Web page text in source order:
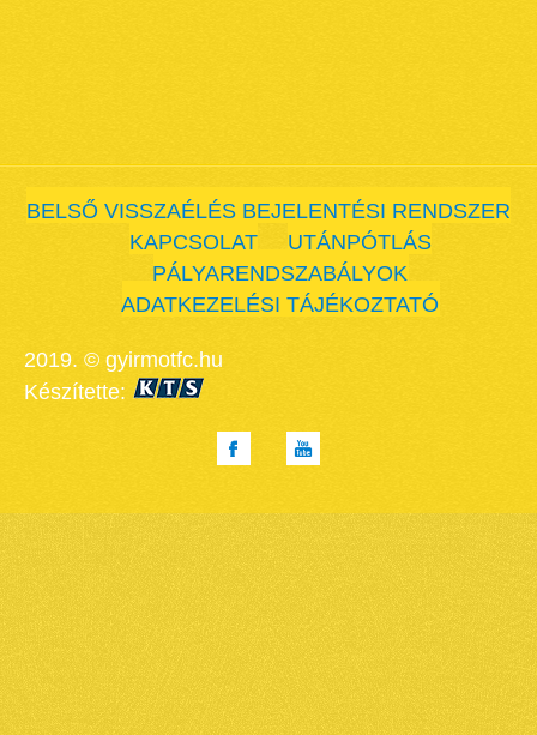
BELSŐ VISSZAÉLÉS BEJELENTÉSI RENDSZER
KAPCSOLAT
UTÁNPÓTLÁS
PÁLYARENDSZABÁLYOK
ADATKEZELÉSI TÁJÉKOZTATÓ
2019. © gyirmotfc.hu
Készítette: